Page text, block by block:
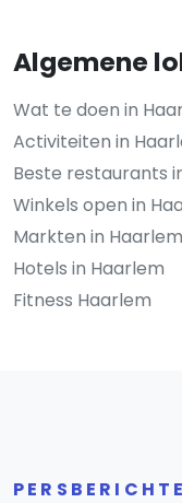
Algemene
Wat te doen in
Activiteiten in
Beste restaurants
Winkels open in
Markten in Haarlem
Hotels in Haarlem
Fitness Haarlem